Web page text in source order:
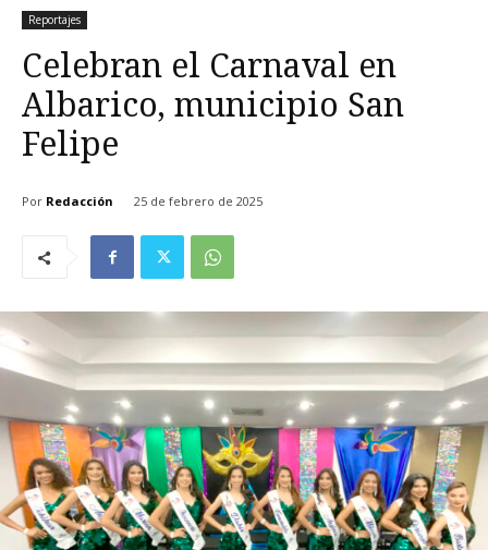
Reportajes
Celebran el Carnaval en
Albarico, municipio San
Felipe
Por Redacción 25 de febrero de 2025